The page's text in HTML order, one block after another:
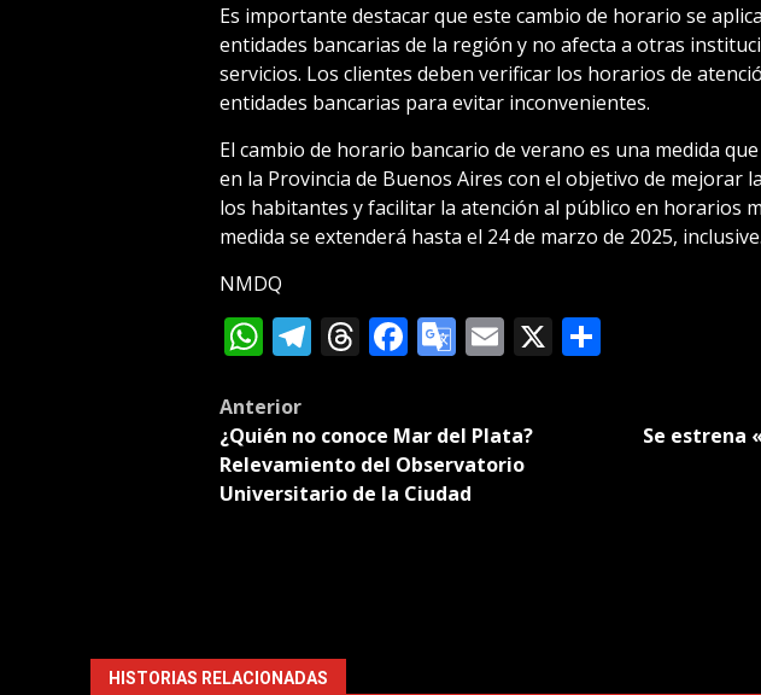
Es importante destacar que este cambio de horario se
entidades bancarias de la región y no afecta a otras
servicios. Los clientes deben verificar los horarios de
entidades bancarias para evitar inconvenientes.
El cambio de horario bancario de verano es una medida
en la Provincia de Buenos Aires con el objetivo de mejorar
los habitantes y facilitar la atención al público en horarios
medida se extenderá hasta el 24 de marzo de 2025, inclusive.
NMDQ
WhatsApp
Telegram
Threads
Facebook
Google
Email
X Compartir
Post
navigation
Anterior
¿Quién no conoce Mar del Plata?
Relevamiento del Observatorio
Universitario de la Ciudad
Se estrena
HISTORIAS RELACIONADAS